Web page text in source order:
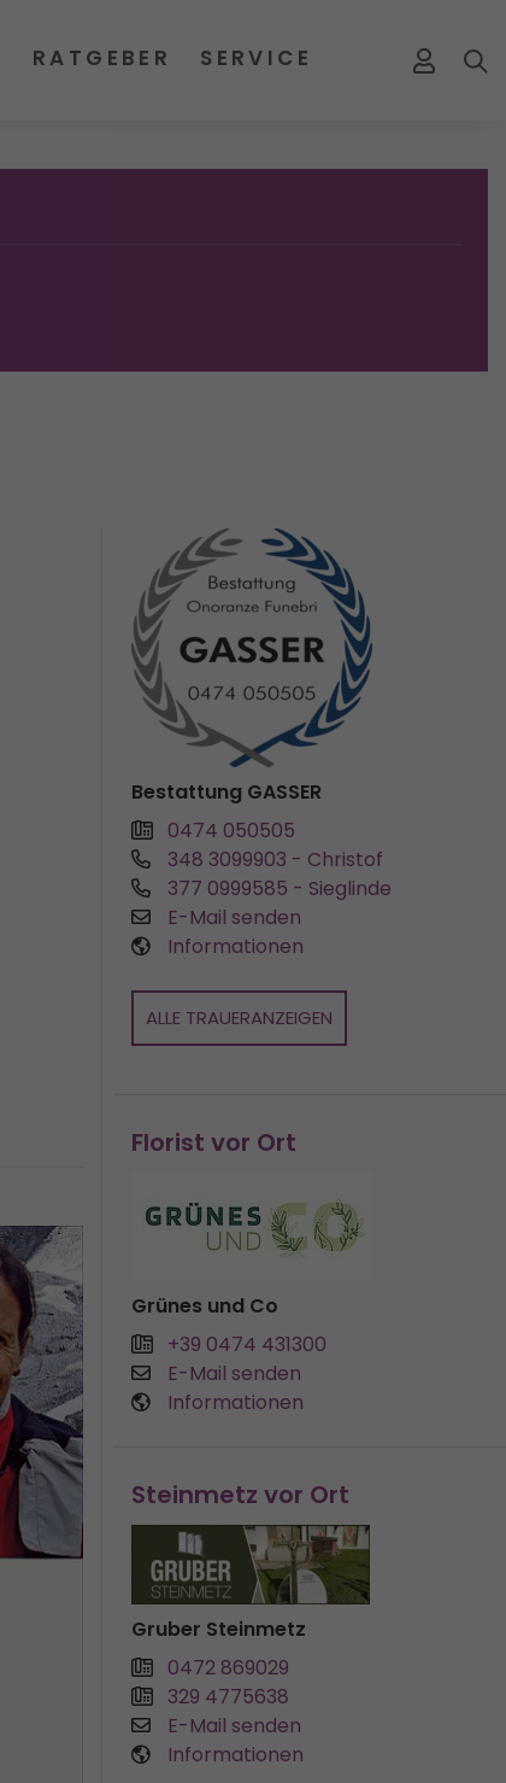
Bestattung GASSER
0474 050505
348 3099903 - Christof
377 0999585 - Sieglinde
E-Mail senden
Informationen
ALLE TRAUERANZEIGEN
Florist vor Ort
Grünes und Co
+39 0474 431300
E-Mail senden
Informationen
Steinmetz vor Ort
Gruber Steinmetz
0472 869029
329 4775638
E-Mail senden
Informationen
RATGEBER SERVICE